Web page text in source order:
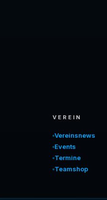
VEREIN
Vereinsnews
Events
Termine
Teamshop